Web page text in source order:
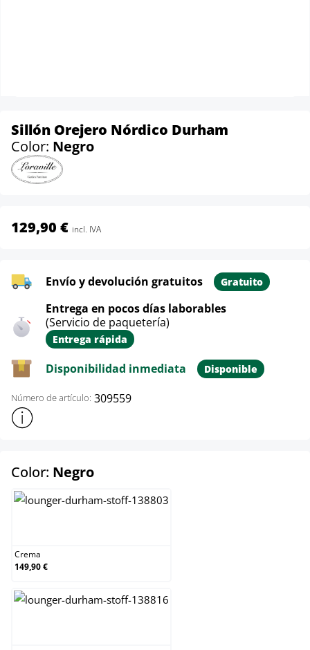
Sillón Orejero Nórdico Durham
Color: Negro
129,90 € incl. IVA
Envío y devolución gratuitos Gratuito
Entrega en pocos días laborables
(Servicio de paquetería)
Entrega rápida
Disponibilidad inmediata Disponible
Número de artículo: 309559
Mostrar más información sobre el producto
Color: Negroselect
Crema
149,90 €